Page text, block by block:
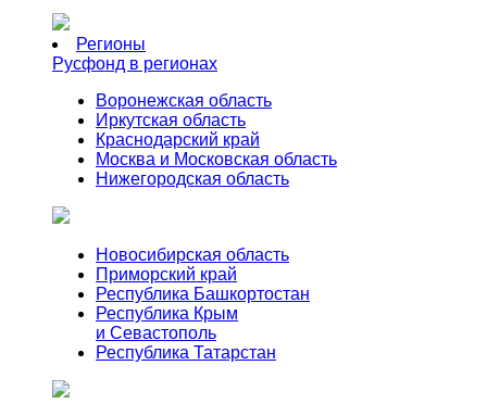
Регионы
Русфонд в регионах
Воронежская область
Иркутская область
Краснодарский край
Москва и Московская область
Нижегородская область
Новосибирская область
Приморский край
Республика Башкортостан
Республика Крым
и Севастополь
Республика Татарстан